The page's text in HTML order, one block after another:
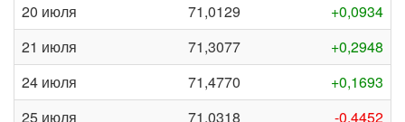
20 июля
71,0129
+0,0934
21 июля
71,3077
+0,2948
24 июля
71,4770
+0,1693
25 июля
71,0318
-0,4452